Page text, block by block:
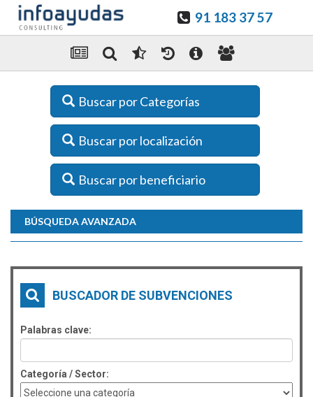
91 183 37 57
Buscar por Categorías
Buscar por localización
Buscar por beneficiario
BÚSQUEDA AVANZADA
BUSCADOR DE SUBVENCIONES
Palabras clave:
Categoría / Sector: